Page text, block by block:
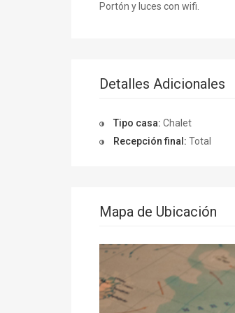
Portón y luces con wifi.
Detalles Adicionales
Tipo casa: Chalet
Recepción final: Total
Mapa de Ubicación